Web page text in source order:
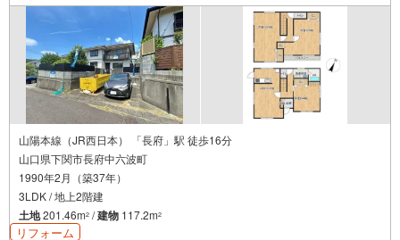
山陽本線（JR西日本） 「長府」駅 徒歩16分
山口県下関市長府中六波町
1990年2月（築37年）
3LDK / 地上2階建
土地201.46m2 /建物 117.2m2
リフォーム